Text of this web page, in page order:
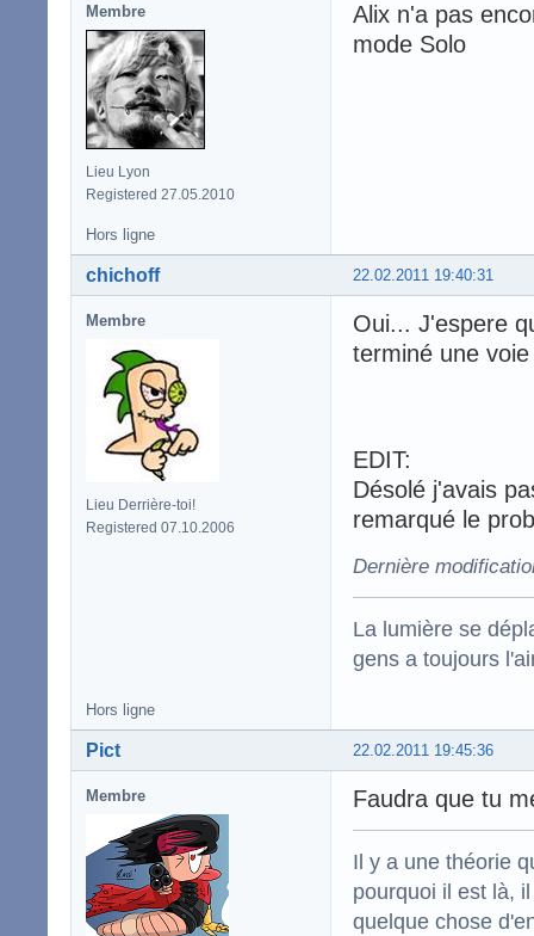
Membre
Lieu Lyon
Registered 27.05.2010
Alix n'a pas
mode Solo
Hors ligne
22.02.2011 19:40:31
chichoff
Membre
Lieu Derrière-toi!
Registered 07.10.2006
Oui... J'espere
terminé une
EDIT:
Désolé j'avais
remarqué le
Dernière
La lumière se
gens a toujours
Hors ligne
22.02.2011 19:45:36
Pict
Membre Faudra que tu
Il y a une théorie
pourquoi il est là,
quelque chose